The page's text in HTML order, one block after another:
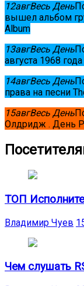
12авгВесь День
вышел альбом
Album
13авгВесь День
августа 1968
14авгВесь День
права на песни
15авгВесь День
Олдридж . День
ТОП
Владимир Чуев
Чем слушать